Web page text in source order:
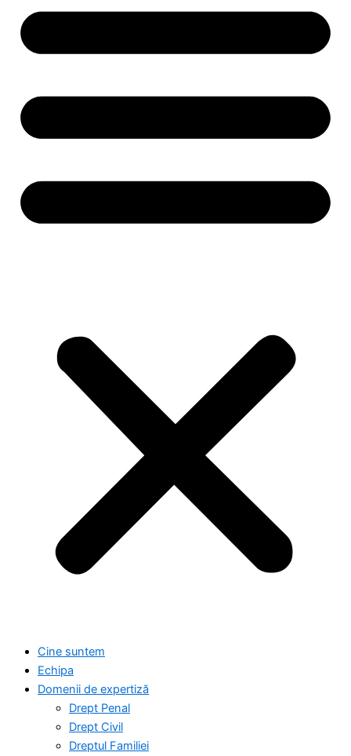
Cine suntem
Echipa
Domenii de expertiză
Drept Penal
Drept Civil
Dreptul Familiei